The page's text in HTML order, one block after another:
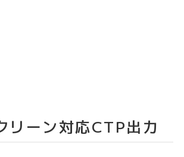
リーン対応CTP出力